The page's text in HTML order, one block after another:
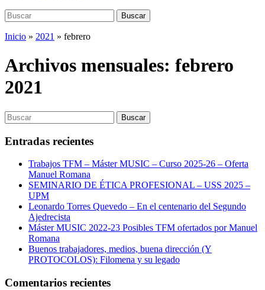
Buscar:
Buscar
Inicio » 2021 » febrero
Archivos mensuales: febrero
2021
Buscar: Buscar
Entradas recientes
Trabajos TFM – Máster MUSIC – Curso 2025-26 – Oferta
Manuel Romana
SEMINARIO DE ÉTICA PROFESIONAL – USS 2025 –
UPM
Leonardo Torres Quevedo – En el centenario del Segundo
Ajedrecista
Máster MUSIC 2022-23 Posibles TFM ofertados por Manuel
Romana
Buenos trabajadores, medios, buena dirección (Y
PROTOCOLOS): Filomena y su legado
Comentarios recientes